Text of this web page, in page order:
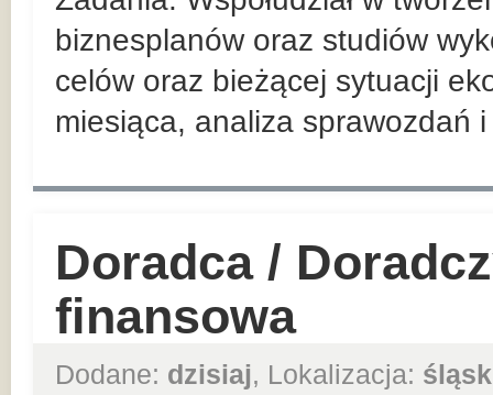
biznesplanów oraz studiów
celów oraz bieżącej sytuacji
miesiąca, analiza sprawozdań
Doradca /
finansowa
Dodane: dzisiaj, Lokalizacja: